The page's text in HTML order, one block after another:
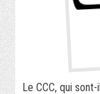
Le CCC, qui